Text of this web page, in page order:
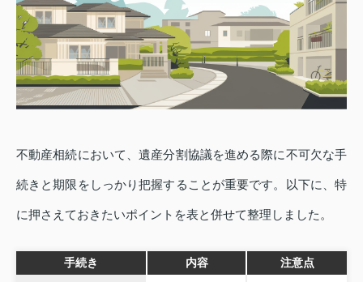
不動産相続において、遺産分割協議を進める際に不可欠な手
続きと期限をしっかり把握することが重要です。以下に、特
に押さえておきたいポイントを表と併せて整理しました。
手続き 内容 注意点